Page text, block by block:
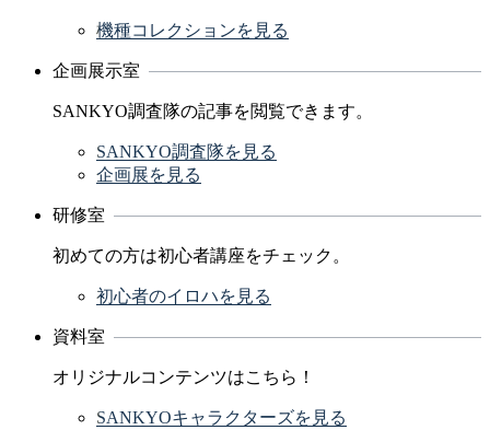
機種コレクションを見る
企画展示室
SANKYO調査隊の記事を閲覧できます。
SANKYO調査隊を見る
企画展を見る
研修室
初めての方は初心者講座をチェック。
初心者のイロハを見る
資料室
オリジナルコンテンツはこちら！
SANKYOキャラクターズを見る